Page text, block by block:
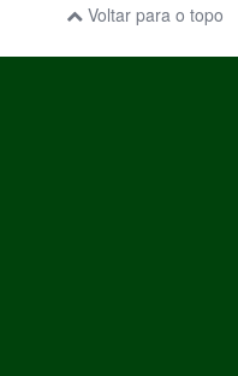
Voltar para o topo